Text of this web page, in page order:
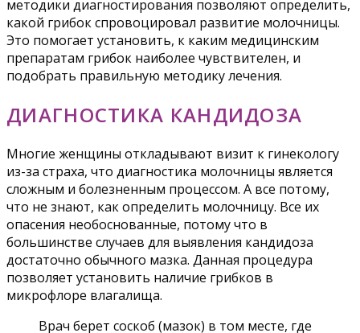
методики диагностирования позволяют определить,
какой грибок спровоцировал развитие молочницы.
Это помогает установить, к каким медицинским
препаратам грибок наиболее чувствителен, и
подобрать правильную методику лечения.
ДИАГНОСТИКА КАНДИДОЗА
Многие женщины откладывают визит к гинекологу
из-за страха, что диагностика молочницы является
сложным и болезненным процессом. А все потому,
что не знают, как определить молочницу. Все их
опасения необоснованные, потому что в
большинстве случаев для выявления кандидоза
достаточно обычного мазка. Данная процедура
позволяет установить наличие грибков в
микрофлоре влагалища.
Врач берет соскоб (мазок) в том месте, где